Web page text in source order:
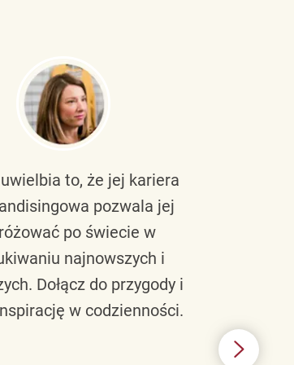
to, że jej kariera
pozwala jej
po świecie w
najnowszych i
Dołącz do przygody i
w codzienności.